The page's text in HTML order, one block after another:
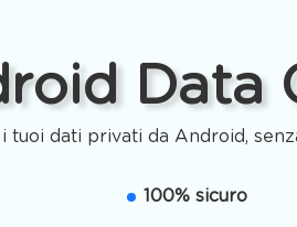
Data
tuoi dati privati da Android,
100% sicuro